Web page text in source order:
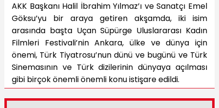
AKK Başkanı Halil İbrahim Yılmaz’ı ve Sanatçı Emel
Göksu’yu bir araya getiren akşamda, iki isim
arasında başta Uçan Süpürge Uluslararası Kadın
Filmleri Festivali’nin Ankara, ülke ve dünya için
önemi, Türk Tiyatrosu’nun dünü ve bugünü ve Türk
Sinemasının ve Türk dizilerinin dünyaya açılması
gibi birçok önemli önemli konu istişare edildi.